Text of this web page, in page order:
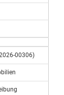
00306)